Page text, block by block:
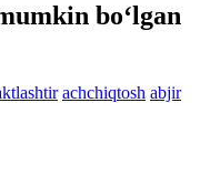
bo‘lgan
achchiqtosh abjir